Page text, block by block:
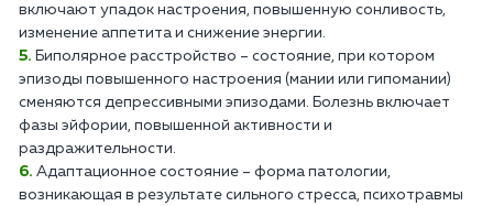
включают упадок настроения, повышенную сонливость,
изменение аппетита и снижение энергии.
Биполярное расстройство – состояние, при котором
эпизоды повышенного настроения (мании или гипомании)
сменяются депрессивными эпизодами. Болезнь включает
фазы эйфории, повышенной активности и
раздражительности.
Адаптационное состояние – форма патологии,
возникающая в результате сильного стресса, психотравмы